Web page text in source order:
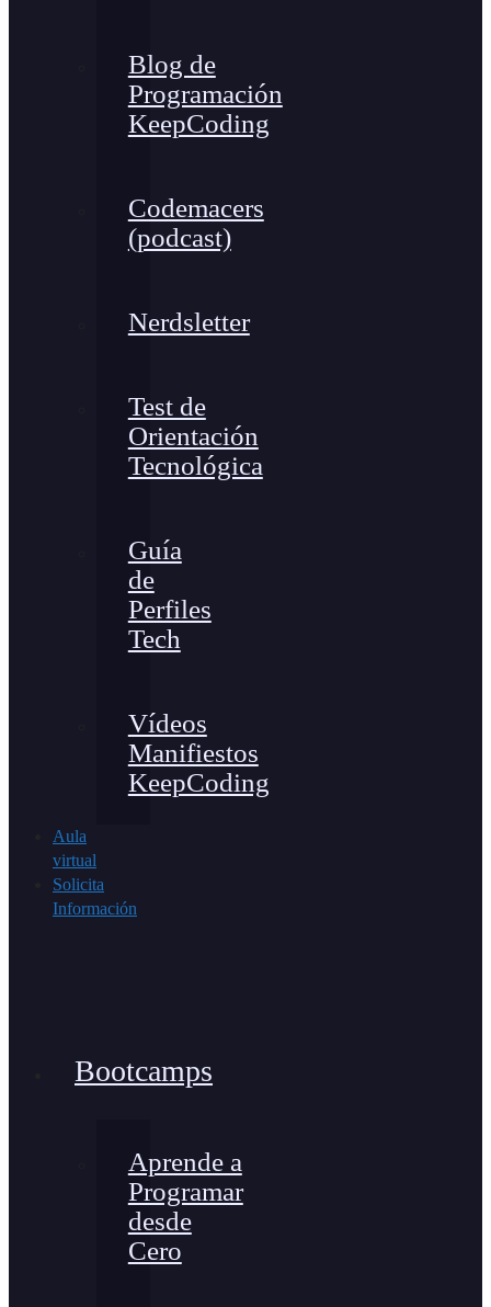
Blog de
Programación
KeepCoding
Codemacers
(podcast)
Nerdsletter
Test de
Orientación
Tecnológica
Guía
de
Perfiles
Tech
Vídeos
Manifiestos
KeepCoding
Aula
virtual
Solicita
Información
Bootcamps
Aprende a
Programar
desde
Cero